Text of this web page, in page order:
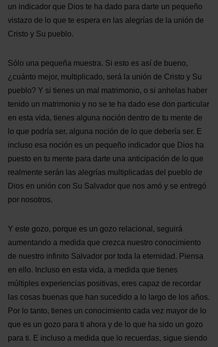
un indicador que Dios te ha dado para darte un pequeño
vistazo de lo que te espera en las alegrías de la unión de
Cristo y Su pueblo.
Sólo una pequeña muestra. Si esto es así de bueno,
¿cuánto mejor, multiplicado, será la unión de Cristo y Su
pueblo? Y si tienes un mal matrimonio, o si anhelas haber
tenido un matrimonio y no se te ha dado ese don particular
en esta vida, tienes alguna noción dentro de tu mente de
lo que podría ser, alguna noción de lo que debería ser. E
incluso esa noción es un pequeño indicador que Dios ha
puesto en tu mente para darte una anticipación de lo que
realmente serán las alegrías multiplicadas del pueblo de
Dios en unión con Su Salvador que nos amó y se entregó
por nosotros.
Y este gozo, porque es un gozo relacional, seguirá
aumentando a medida que crezca nuestro conocimiento
de nuestro infinito Salvador por toda la eternidad. Piensa
en ello. Incluso en esta vida, a medida que tienes
múltiples experiencias positivas, eres capaz de recordar
las cosas buenas que han sucedido a lo largo de los años.
Por lo tanto, tienes un conocimiento cada vez mayor de lo
que es un gozo para ti ahora y de lo que ha sido un gozo
para ti. E incluso a medida que lo recuerdas, sigue siendo